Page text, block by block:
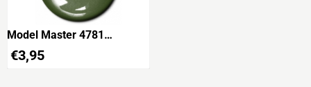
Model Master 4781
Zijdemat Dunkelgrün RLM
71 15ml.
€3,95